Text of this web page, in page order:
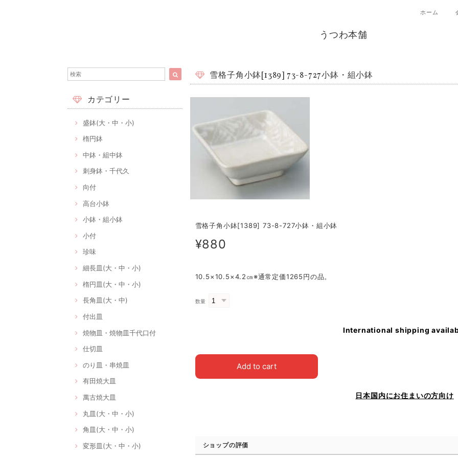
ホーム
うつわ本舗
カテゴリー
盛鉢(大・中・小)
楕円鉢
中鉢・組中鉢
刺身鉢・千代久
向付
高台小鉢
小鉢・組小鉢
小付
珍味
細長皿(大・中・小)
楕円皿(大・中・小)
長角皿(大・中)
付出皿
焼物皿・焼物皿千代口付
仕切皿
のり皿・串焼皿
有田焼大皿
萬古焼大皿
丸皿(大・中・小)
角皿(大・中・小)
変形皿(大・中・小)
雪格子角小鉢[1389] 73-8-727小鉢・組小鉢
雪格子角小鉢[1389] 73-8-727小鉢・組小鉢
¥880
10.5×10.5×4.2㎝※通常定価1265円の品。
数量
International shipping
Add to cart
日本国内にお住まいの方向け
ショップの評価